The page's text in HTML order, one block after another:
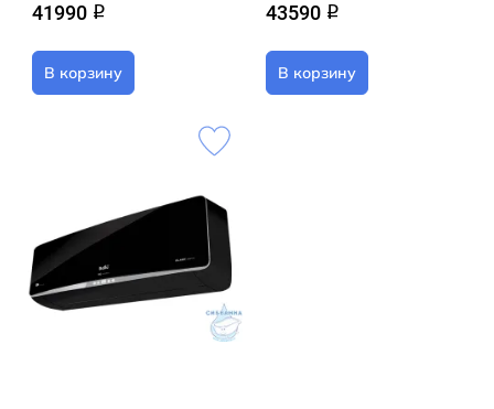
41990 q
В корзину
43590 q
В корзину